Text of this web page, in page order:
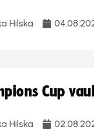
Hilska
Cup
Hilska